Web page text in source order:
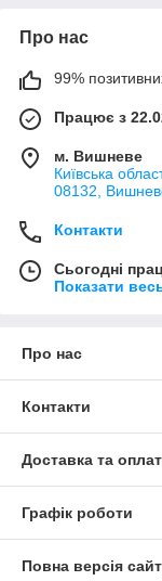
Про нас
99%
Працює з
м. Вишневе
Київська
08132,
Контакти
Сьогодні
Показати
Про нас
Контакти
Доставка та
Графік роботи
Повна версія